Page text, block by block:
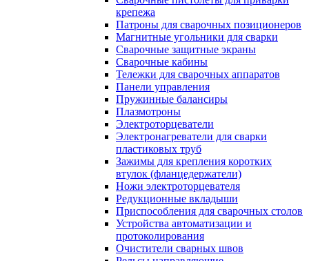
крепежа
Патроны для сварочных позиционеров
Магнитные угольники для сварки
Сварочные защитные экраны
Сварочные кабины
Тележки для сварочных аппаратов
Панели управления
Пружинные балансиры
Плазмотроны
Электроторцеватели
Электронагреватели для сварки
пластиковых труб
Зажимы для крепления коротких
втулок (фланцедержатели)
Ножи электроторцевателя
Редукционные вкладыши
Приспособления для сварочных столов
Устройства автоматизации и
протоколирования
Очистители сварных швов